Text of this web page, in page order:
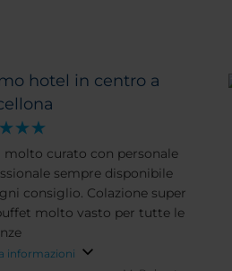
hotel in centro a
molto curato con personale
sempre disponibile
consiglio. Colazione super
molto vasto per tutte le
informazioni